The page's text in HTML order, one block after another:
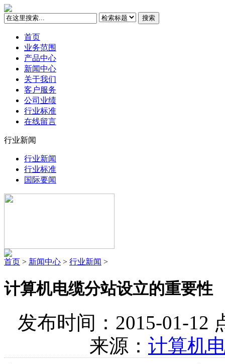
搜索
首页
业务范围
产品中心
新闻中心
关于我们
客户服务
公司业绩
行业标准
在线留言
行业新闻
行业新闻
行业标准
国际要闻
首页 > 新闻中心 > 行业新闻 >
计算机电缆分站设立的重要性
发布时间：2015-01-12
来源： 计算机